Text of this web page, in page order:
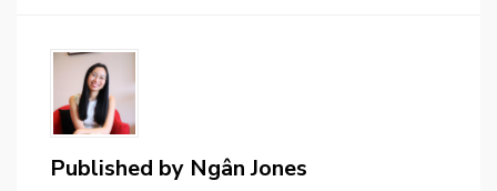
Published by Ngân Jones